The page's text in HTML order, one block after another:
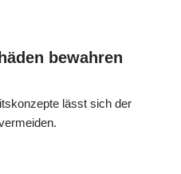
bewahren
lässt sich der